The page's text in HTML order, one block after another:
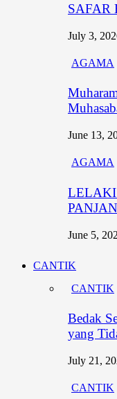
SAFAR
July 3,
AGAMA
June 13,
AGAMA
LELAKI
June 5,
CANTIK
CANTIK
Bedak
yang
July 21,
CANTIK